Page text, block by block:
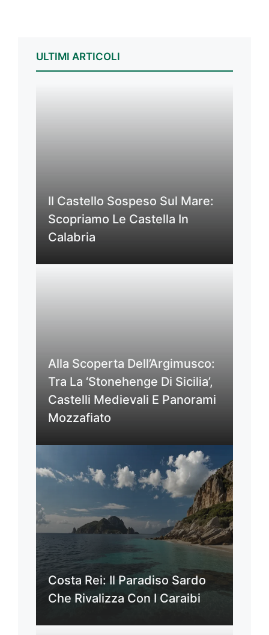
ULTIMI ARTICOLI
Il Castello Sospeso Sul Mare:
Scopriamo Le Castella In
Calabria
Alla Scoperta Dell’Argimusco:
Tra La ‘Stonehenge Di Sicilia’,
Castelli Medievali E Panorami
Mozzafiato
Costa Rei: Il Paradiso Sardo
Che Rivalizza Con I Caraibi